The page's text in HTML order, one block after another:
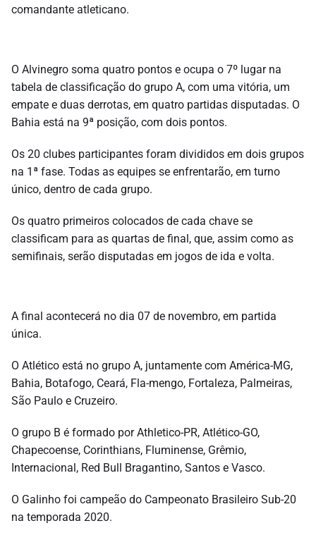
comandante atleticano.
O Alvinegro soma quatro pontos e ocupa o 7º lugar na
tabela de classificação do grupo A, com uma vitória, um
empate e duas derrotas, em quatro partidas disputadas. O
Bahia está na 9ª posição, com dois pontos.
Os 20 clubes participantes foram divididos em dois grupos
na 1ª fase. Todas as equipes se enfrentarão, em turno
único, dentro de cada grupo.
Os quatro primeiros colocados de cada chave se
classificam para as quartas de final, que, assim como as
semifinais, serão disputadas em jogos de ida e volta.
A final acontecerá no dia 07 de novembro, em partida
única.
O Atlético está no grupo A, juntamente com América-MG,
Bahia, Botafogo, Ceará, Fla-mengo, Fortaleza, Palmeiras,
São Paulo e Cruzeiro.
O grupo B é formado por Athletico-PR, Atlético-GO,
Chapecoense, Corinthians, Fluminense, Grêmio,
Internacional, Red Bull Bragantino, Santos e Vasco.
O Galinho foi campeão do Campeonato Brasileiro Sub-20
na temporada 2020.